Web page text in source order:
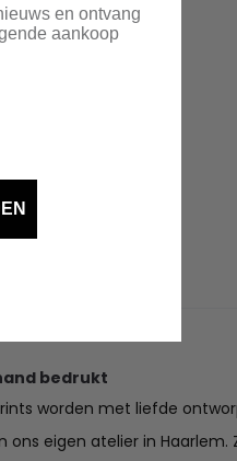
bedrukt
worden met liefde
ons eigen atelier in Haarlem.
en ontvang
aankoop